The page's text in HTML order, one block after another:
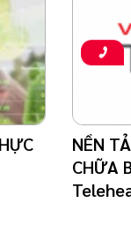
NỀN
CHỮA